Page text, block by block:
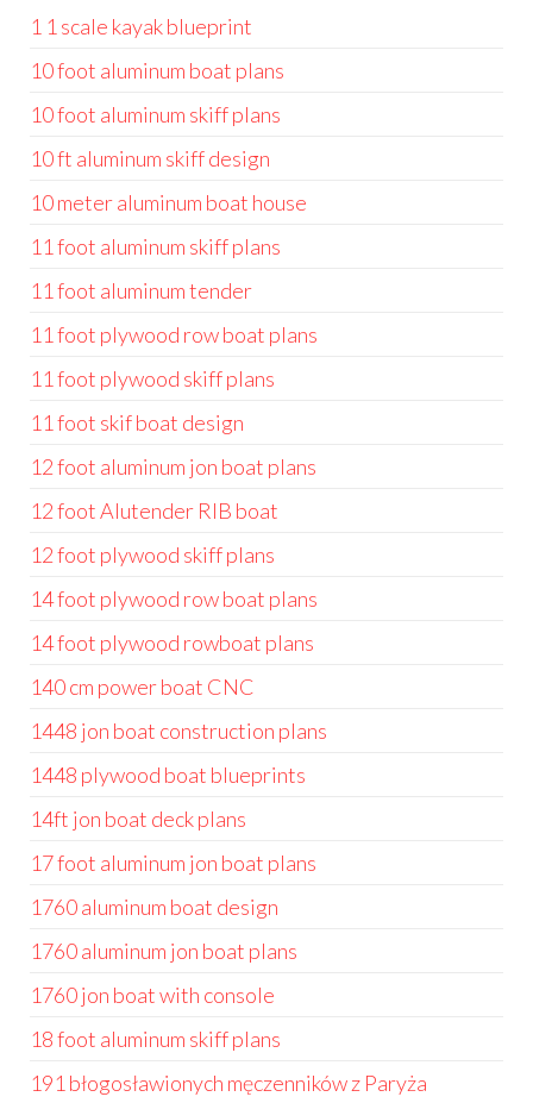
1 1 scale kayak blueprint
10 foot aluminum boat plans
10 foot aluminum skiff plans
10 ft aluminum skiff design
10 meter aluminum boat house
11 foot aluminum skiff plans
11 foot aluminum tender
11 foot plywood row boat plans
11 foot plywood skiff plans
11 foot skif boat design
12 foot aluminum jon boat plans
12 foot Alutender RIB boat
12 foot plywood skiff plans
14 foot plywood row boat plans
14 foot plywood rowboat plans
140 cm power boat CNC
1448 jon boat construction plans
1448 plywood boat blueprints
14ft jon boat deck plans
17 foot aluminum jon boat plans
1760 aluminum boat design
1760 aluminum jon boat plans
1760 jon boat with console
18 foot aluminum skiff plans
191 błogosławionych męczenników z Paryża